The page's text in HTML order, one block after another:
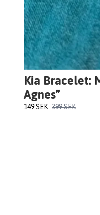
Kia Bracelet:
Agnes”
149 SEK 399 SEK